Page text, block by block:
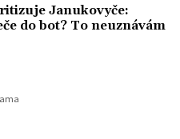
Janukovyče:
do bot? To neuznávám